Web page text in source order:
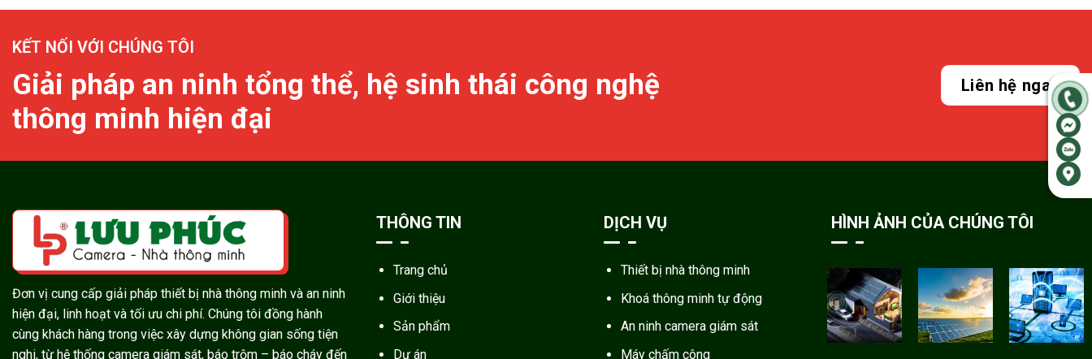
KẾT NỐI VỚI CHÚNG TÔI
Giải pháp an ninh tổng thể, hệ sinh thái công nghệ
thông minh hiện đại
Liên hệ ngay
Đơn vị cung cấp giải pháp thiết bị nhà thông minh và an ninh
hiện đại, linh hoạt và tối ưu chi phí. Chúng tôi đồng hành
cùng khách hàng trong việc xây dựng không gian sống tiện
nghi, từ hệ thống camera giám sát, báo trộm – báo cháy đến
THÔNG TIN
Trang chủ
Giới thiệu
Sản phẩm
Dự án
DỊCH VỤ
Thiết bị nhà thông minh
Khoá thông minh tự động
An ninh camera giám sát
Máy chấm công
HÌNH ẢNH CỦA CHÚNG TÔI